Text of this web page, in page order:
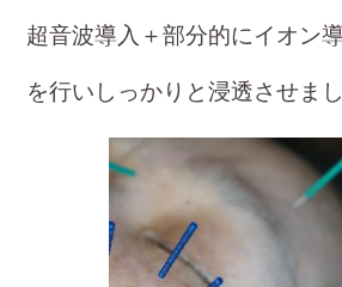
超音波導入＋部分的にイオン
を行い しっかりと浸透させま